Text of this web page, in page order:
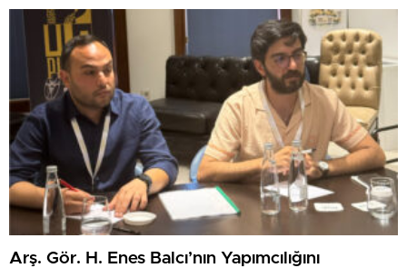
Arş. Gör. H. Enes Balcı’nın Yapımcılığını